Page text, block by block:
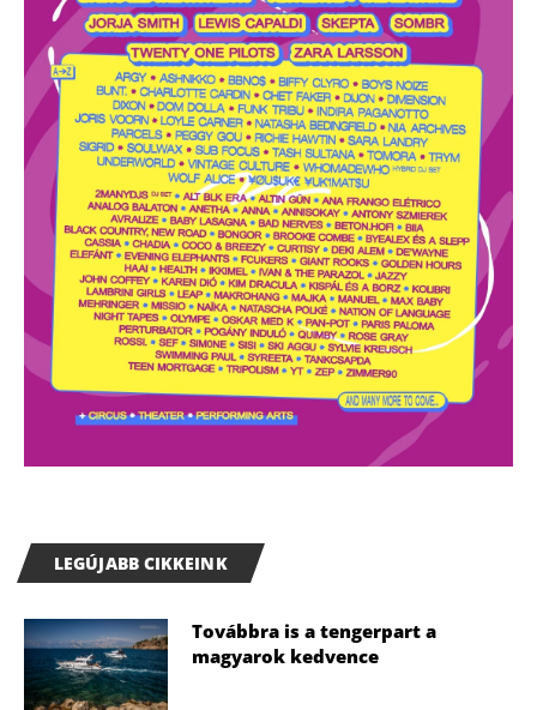
LEGÚJABB CIKKEINK
Továbbra is a tengerpart a
magyarok kedvence